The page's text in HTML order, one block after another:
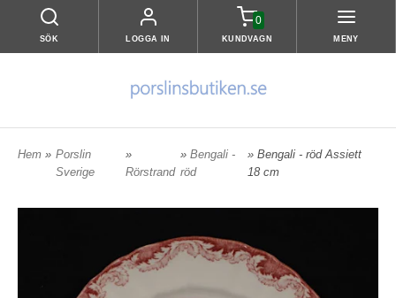
SÖK LOGGA IN
0
KUNDVAGN MENY
Hem » Porslin
Sverige
»
Rörstrand
»Bengali -
röd
» Bengali - röd Assiett
18 cm